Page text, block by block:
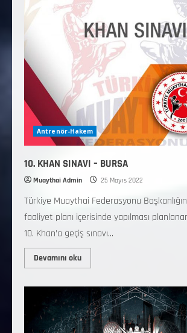
Antrenör-Hakem
10. KHAN SINAVI – BURSA
Muaythai Admin 25 Mayıs 2022
Türkiye Muaythai Federasyonu
faaliyet planı içerisinde yapılması
10. Khan’a geçiş sınavı...
Devamını oku